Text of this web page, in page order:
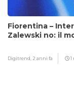
Fiorentina –
Zalewski no: il
Digitrend, 2 anni fa 1